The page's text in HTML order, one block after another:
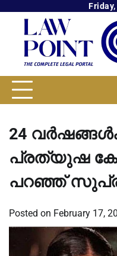
content
24
പ്രത്യുഷ
പറഞ്ഞ്
Posted on February 17,